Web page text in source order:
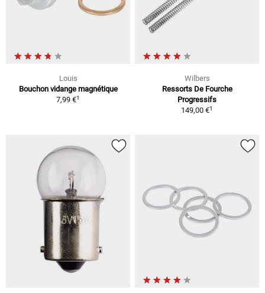
Louis
Bouchon vidange magnétique
7,99 €1
Wilbers
Ressorts De Fourche
Progressifs
149,00 €1